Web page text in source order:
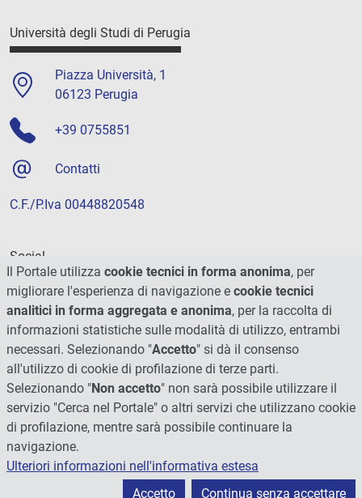
Università degli Studi di Perugia
Piazza Università, 1
06123 Perugia
+39 0755851
Contatti
C.F./P.Iva 00448820548
Social
© 2026 - Università degli Studi di Perugia
Il Portale utilizza cookie tecnici in forma anonima, per
migliorare l'esperienza di navigazione e cookie tecnici
analitici in forma aggregata e anonima, per la raccolta di
informazioni statistiche sulle modalità di utilizzo, entrambi
necessari. Selezionando "Accetto" si dà il consenso
all'utilizzo di cookie di profilazione di terze parti.
Selezionando "Non accetto" non sarà possibile utilizzare il
servizio "Cerca nel Portale" o altri servizi che utilizzano cookie
di profilazione, mentre sarà possibile continuare la
navigazione.
Ulteriori informazioni nell'informativa estesa
Accetto
Continua senza accettare